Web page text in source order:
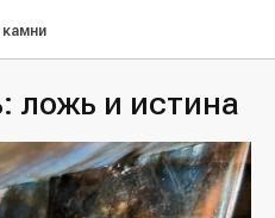
ложь и истина